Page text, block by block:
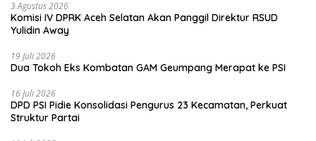
3 Agustus 2026
Komisi IV DPRK Aceh Selatan Akan Panggil Direktur RSUD
Yulidin Away
19 Juli 2026
Dua Tokoh Eks Kombatan GAM Geumpang Merapat ke PSI
16 Juli 2026
DPD PSI Pidie Konsolidasi Pengurus 23 Kecamatan, Perkuat
Struktur Partai